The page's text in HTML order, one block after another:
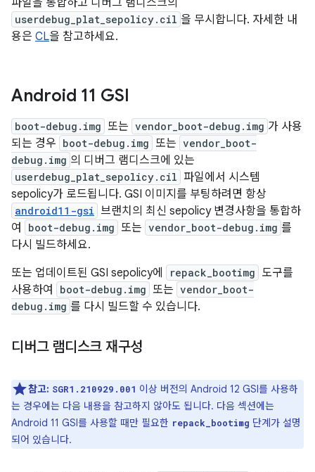
파일을 통합하고 디버그 램디스크의
userdebug_plat_sepolicy.cil 을 무시합니다. 자세한 내
용은 CL을 참고하세요.
Android 11 GSI
boot-debug.img 또는 vendor_boot-debug.img 가 사용
되는 경우 boot-debug.img 또는 vendor_boot-
debug.img 의 디버그 램디스크에 있는
userdebug_plat_sepolicy.cil 파일에서 시스템
sepolicy가 로드됩니다. GSI 이미지를 부팅하려면 항상
android11-gsi 브랜치의 최신 sepolicy 변경사항을 통합하
여
boot-debug.img 또는 vendor_boot-debug.img 를
다시 빌드하세요.
또는 업데이트된 GSI sepolicy에
repack_bootimg 도구를
사용하여
boot-debug.img 또는 vendor_boot-
debug.img 를 다시 빌드할 수 있습니다.
디버그 램디스크 재구성
참고: SGR1.210929.001 이상 버전의 Android 12 GSI를 사용하
는 경우에는 다음 내용을 참고하지 않아도 됩니다. 다음 섹션에는
Android 11 GSI를 사용할 때만 필요한 repack_bootimg 단계가 설명
되어 있습니다.